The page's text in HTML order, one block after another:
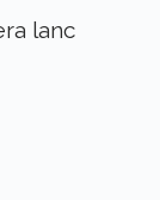
lanc